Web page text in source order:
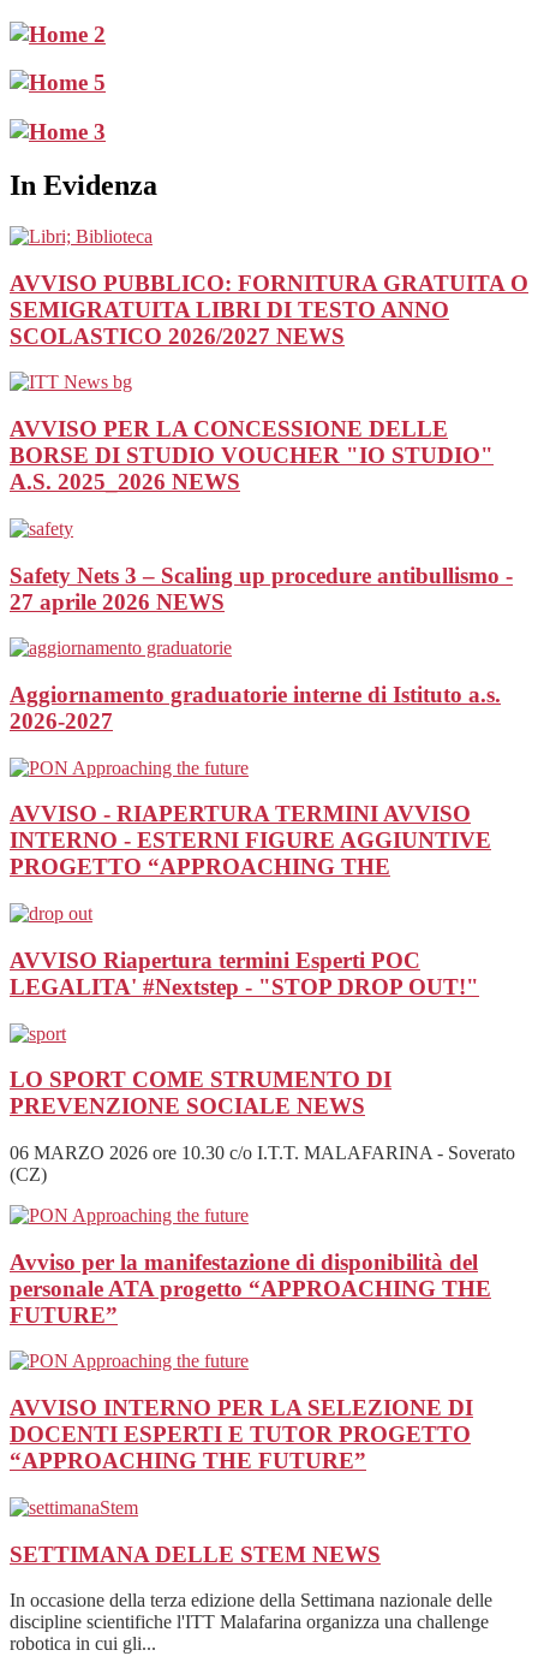
In Evidenza
AVVISO PUBBLICO: FORNITURA GRATUITA O
SEMIGRATUITA LIBRI DI TESTO ANNO
SCOLASTICO 2026/2027 NEWS
AVVISO PER LA CONCESSIONE DELLE
BORSE DI STUDIO VOUCHER "IO STUDIO"
A.S. 2025_2026 NEWS
Safety Nets 3 – Scaling up procedure antibullismo -
27 aprile 2026 NEWS
Aggiornamento graduatorie interne di Istituto a.s.
2026-2027
AVVISO - RIAPERTURA TERMINI AVVISO
INTERNO - ESTERNI FIGURE AGGIUNTIVE
PROGETTO “APPROACHING THE
AVVISO Riapertura termini Esperti POC
LEGALITA' #Nextstep - "STOP DROP OUT!"
LO SPORT COME STRUMENTO DI
PREVENZIONE SOCIALE NEWS
06 MARZO 2026 ore 10.30 c/o I.T.T. MALAFARINA - Soverato
(CZ)
Avviso per la manifestazione di disponibilità del
personale ATA progetto “APPROACHING THE
FUTURE”
AVVISO INTERNO PER LA SELEZIONE DI
DOCENTI ESPERTI E TUTOR PROGETTO
“APPROACHING THE FUTURE”
SETTIMANA DELLE STEM NEWS
In occasione della terza edizione della Settimana nazionale delle
discipline scientifiche l'ITT Malafarina organizza una challenge
robotica in cui gli...